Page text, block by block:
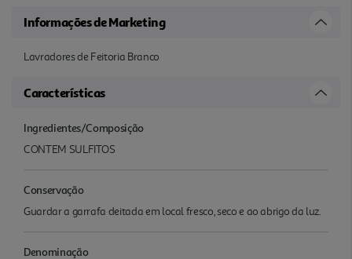
Informações de Marketing
Lavradores de Feitoria Branco
Características
Ingredientes/Composição
CONTEM SULFITOS
Conservação
Guardar a garrafa deitada em local fresco, seco e ao abrigo da luz.
Denominação